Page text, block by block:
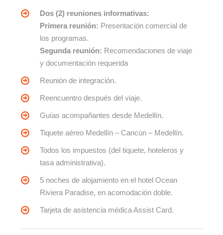
Dos (2) reuniones informativas:
Primera reunión: Presentación comercial de
los programas.
Segunda reunión: Recomendaciones de viaje
y documentación requerida
Reunión de integración.
Reencuentro después del viaje.
Guías acompañantes desde Medellín.
Tiquete aéreo Medellín – Cancún – Medellín.
Todos los impuestos (del tiquete, hoteleros y
tasa administrativa).
5 noches de alojamiento en el hotel Ocean
Riviera Paradise, en acomodación doble.
Tarjeta de asistencia médica Assist Card.